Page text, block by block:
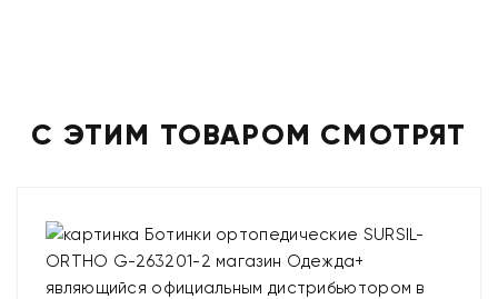
С ЭТИМ ТОВАРОМ СМОТРЯТ